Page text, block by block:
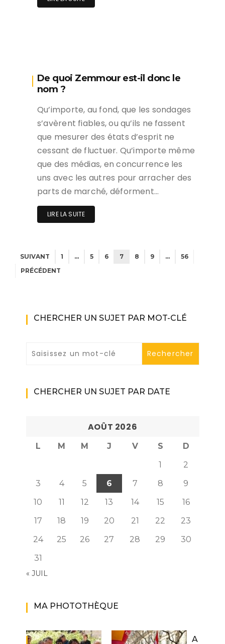
De quoi Zemmour est-il donc le
nom ?
Qu’importe, au fond, que les sondages
s’avèrent fiables, ou qu’ils ne fassent
que mesurer des états d’esprit ne
cessant de fluctuer. Qu’importe même
que des médias, en concurrence les
uns avec les autres pour arracher des
parts de marché, déforment…
LIRE LA SUITE
SUIVANT 1 … 5 6 7 8 9 …
56
PRÉCÉDENT
CHERCHER UN SUJET PAR MOT-CLÉ
CHERCHER UN SUJET PAR DATE
AOÛT 2026
L M M J V S
D
1
2
3
4 5 6 7 8
9
10
11 12 13 14 15
16
17
18 19 20 21 22
23
24
25 26 27 28 29
30
31
« JUIL
MA PHOTOTHÈQUE
A